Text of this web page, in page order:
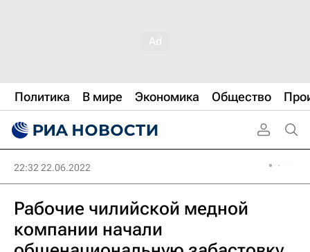
Политика В мире Экономика Общество
22:32 22.06.2022
Рабочие чилийской медной
компании начали